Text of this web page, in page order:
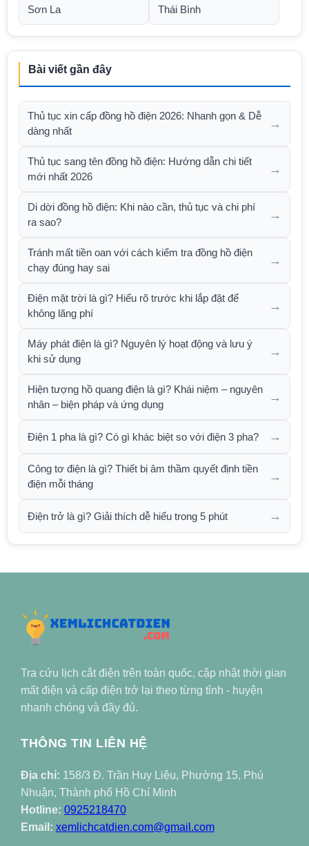
Sơn La Thái Bình
Bài viết gần đây
Thủ tục xin cấp đồng hồ điện 2026: Nhanh gọn & Dễ
dàng nhất
→
Thủ tục sang tên đồng hồ điện: Hướng dẫn chi tiết
mới nhất 2026
→
Di dời đồng hồ điện: Khi nào cần, thủ tục và chi phí
ra sao?
→
Tránh mất tiền oan với cách kiểm tra đồng hồ điện
chạy đúng hay sai
→
Điện mặt trời là gì? Hiểu rõ trước khi lắp đặt để
không lãng phí
→
Máy phát điện là gì? Nguyên lý hoạt động và lưu ý
khi sử dụng
→
Hiện tượng hồ quang điện là gì? Khái niệm – nguyên
nhân – biện pháp và ứng dụng
→
Điện 1 pha là gì? Có gì khác biệt so với điện 3 pha? →
Công tơ điện là gì? Thiết bị âm thầm quyết định tiền
điện mỗi tháng
→
Điện trở là gì? Giải thích dễ hiểu trong 5 phút →
Tra cứu lịch cắt điện trên toàn quốc, cập nhật thời gian
mất điện và cấp điện trở lại theo từng tỉnh - huyện
nhanh chóng và đầy đủ.
THÔNG TIN LIÊN HỆ
Địa chỉ: 158/3 Đ. Trần Huy Liệu, Phường 15, Phú
Nhuận, Thành phố Hồ Chí Minh
Hotline: 0925218470
Email: xemlichcatdien.com@gmail.com